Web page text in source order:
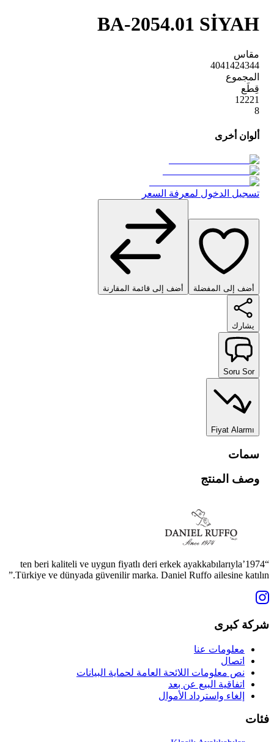
BA-2054.01 SİYAH
مقاس
4041424344
المجموع
قِطَع
12221
8
ألوان أخرى
تسجيل الدخول لمعرفة السعر
أضف إلى المفضلة أضف إلى قائمة المقارنة
يشارك
Soru Sor
Fiyat Alarmı
سمات
وصف المنتج
“1974’ten beri kaliteli ve uygun fiyatlı deri erkek ayakkabılarıyla
Türkiye ve dünyada güvenilir marka. Daniel Ruffo ailesine katılın.”
شركة كبرى
معلومات عنا
اتصال
نص معلومات اللائحة العامة لحماية البيانات
اتفاقية البيع عن بعد
إلغاء واسترداد الأموال
فئات